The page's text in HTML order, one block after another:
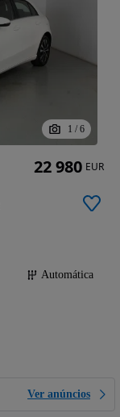
1 / 6
Automática
Ver anúncios
22 980 EUR